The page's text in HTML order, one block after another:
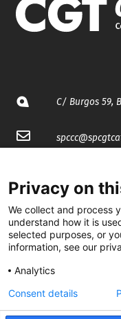
C/ Burgos 59,
spccc@
@CGTCatalunya
cgtcatalunya
cgtcatalunya
Privacy on
We collect and process
understand how it is
selected purposes, or
information, see our
Analytics
Consent details